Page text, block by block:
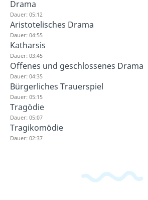
Drama
Dauer: 05:12
Aristotelisches Drama
Dauer: 04:55
Katharsis
Dauer: 03:45
Offenes und geschlossenes Drama
Dauer: 04:35
Bürgerliches Trauerspiel
Dauer: 05:15
Tragödie
Dauer: 05:07
Tragikomödie
Dauer: 02:37